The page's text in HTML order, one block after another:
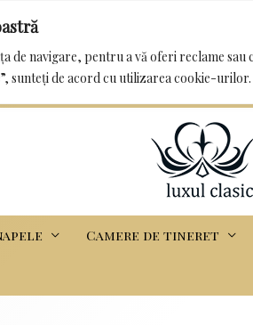
de navigare, pentru a vă oferi reclame
sunteți de acord cu utilizarea cookie-urilor.
| Clădirea
Camere de tineret